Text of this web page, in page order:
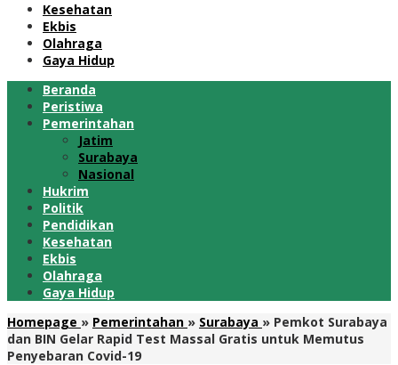
Kesehatan
Ekbis
Olahraga
Gaya Hidup
Beranda
Peristiwa
Pemerintahan
Jatim
Surabaya
Nasional
Hukrim
Politik
Pendidikan
Kesehatan
Ekbis
Olahraga
Gaya Hidup
Homepage » Pemerintahan » Surabaya » Pemkot Surabaya
dan BIN Gelar Rapid Test Massal Gratis untuk Memutus
Penyebaran Covid-19